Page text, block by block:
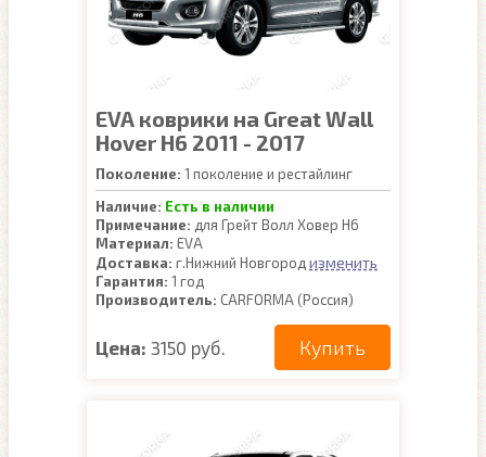
EVA коврики на Great Wall
Hover H6 2011 - 2017
Поколение: 1 поколение и рестайлинг
Наличие: Есть в наличии
Примечание: для Грейт Волл Ховер Н6
Материал: EVA
Доставка: г.Нижний Новгород изменить
Гарантия: 1 год
Производитель: CARFORMA (Россия)
Цена: 3150 руб. Купить